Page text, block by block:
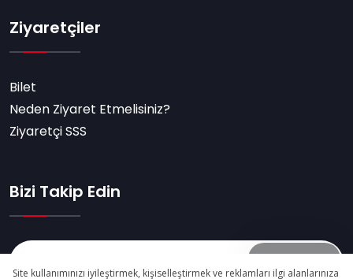
Ziyaretçiler
Bilet
Neden Ziyaret Etmelisiniz?
Ziyaretçi SSS
Bizi Takip Edin